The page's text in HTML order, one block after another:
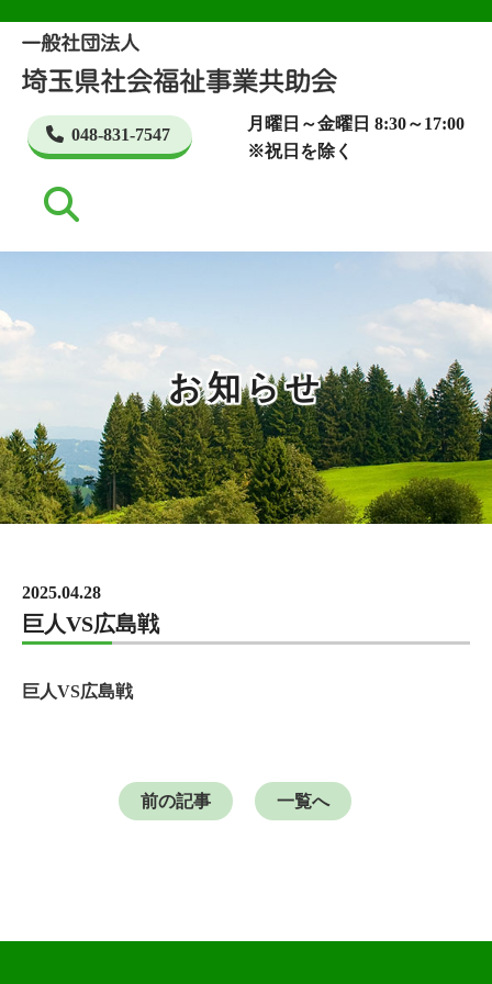
048-831-7547
月曜日～金曜日 8:30～17:00
※祝日を除く
お知らせ
2025.04.28
巨人VS広島戦
巨人VS広島戦
前の記事 一覧へ